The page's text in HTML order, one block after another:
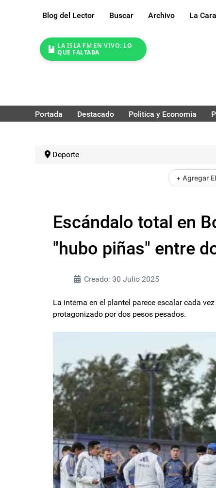
Blog del Lector Buscar Archivo La
LA ISLA FM EN VIVO: LO
QUE FALTABA
Portada Destacado Politica y Economia
Deporte
+ Agregar
Escándalo total en
"hubo piñas" entre
Creado: 30 Julio 2025
La interna en el plantel parece escalar cada
protagonizado por dos pesos pesados.